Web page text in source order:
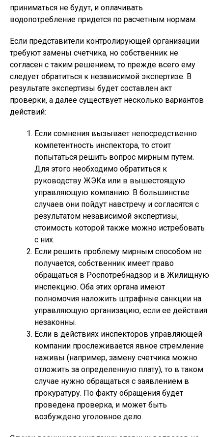
приниматься не будут, и оплачивать
водопотребление придется по расчетным нормам.
Если представители контролирующей организации
требуют замены счетчика, но собственник не
согласен с таким решением, то прежде всего ему
следует обратиться к независимой экспертизе. В
результате экспертизы будет составлен акт
проверки, а далее существует несколько вариантов
действий:
Если сомнения вызывает непосредственно
компетентность инспектора, то стоит
попытаться решить вопрос мирным путем.
Для этого необходимо обратиться к
руководству ЖЭКа или в вышестоящую
управляющую компанию. В большинстве
случаев они пойдут навстречу и согласятся с
результатом независимой экспертизы,
стоимость которой также можно истребовать
с них.
Если решить проблему мирным способом не
получается, собственник имеет право
обращаться в Роспотребнадзор и в Жилищную
инспекцию. Оба этих органа имеют
полномочия наложить штрафные санкции на
управляющую организацию, если ее действия
незаконны.
Если в действиях инспекторов управляющей
компании прослеживается явное стремление
наживы (например, замену счетчика можно
отложить за определенную плату), то в таком
случае нужно обращаться с заявлением в
прокуратуру. По факту обращения будет
проведена проверка, и может быть
возбуждено уголовное дело.